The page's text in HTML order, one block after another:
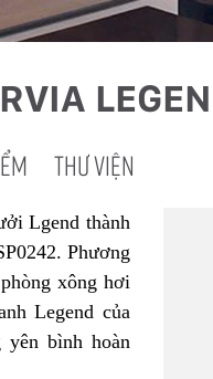
THƯ VIỆN
Lgend thành
Phương
xông hơi
Legend của
bình hoàn